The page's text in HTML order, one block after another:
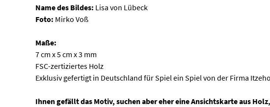
Name des Bildes: Lisa von Lübeck
Foto: Mirko Voß
Maße:
7 cm x 5 cm x 3 mm
FSC-zertiziertes Holz
Exklusiv gefertigt in Deutschland für Spiel ein Spiel von der Firma
Ihnen gefällt das Motiv, suchen aber eher eine Ansichtskarte aus